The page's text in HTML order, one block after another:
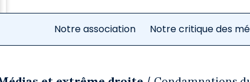
Notre association Notre critique des